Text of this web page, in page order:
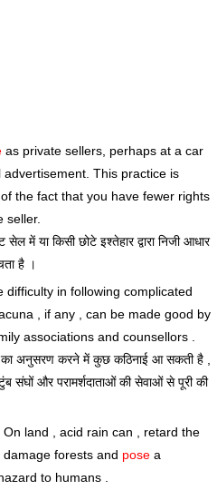
as private sellers, perhaps at a car
This practice is
the fact that you have fewer rights
seller.
सेल में या किसी छोटे इश्तेहार द्वारा निजी आधार
है ।
difficulty in following complicated
, if any , can be made good by
associations and counsellors .
अनुसरण करने में कुछ कठिनाई आ सकती है ,
संघों और परामर्शदाताओं की सेवाओं से पूरी की
land , acid rain can , retard the
forests and pose a
to humans .